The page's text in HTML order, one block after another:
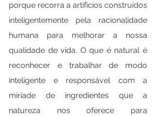
porque recorra a artifícios construídos
inteligentemente pela racionalidade
humana para melhorar a nossa
qualidade de vida. O que é natural é
reconhecer e trabalhar de modo
inteligente e responsável com a
miríade de ingredientes que a
natureza nos oferece para